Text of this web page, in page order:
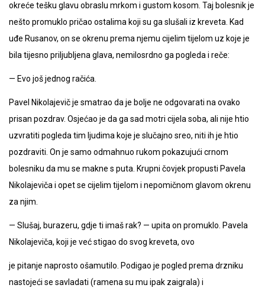
okreće tešku glavu obraslu mrkom i gustom kosom. Taj bolesnik je
nešto promuklo pričao ostalima koji su ga slušali iz kreveta. Kad
uđe Rusanov, on se okrenu prema njemu cijelim tijelom uz koje je
bila tijesno priljubljena glava, nemilosrdno ga pogleda i reče:
— Evo još jednog račića.
Pavel Nikolajevič je smatrao da je bolje ne odgovarati na ovako
prisan pozdrav. Osjećao je da ga sad motri cijela soba, ali nije htio
uzvratiti pogleda tim ljudima koje je slučajno sreo, niti ih je htio
pozdraviti. On je samo odmahnuo rukom pokazujući crnom
bolesniku da mu se makne s puta. Krupni čovjek propusti Pavela
Nikolajeviča i opet se cijelim tijelom i nepomičnom glavom okrenu
za njim.
— Slušaj, burazeru, gdje ti imaš rak? — upita on promuklo. Pavela
Nikolajeviča, koji je već stigao do svog kreveta, ovo
je pitanje naprosto ošamutilo. Podigao je pogled prema drzniku
nastojeći se savladati (ramena su mu ipak zaigrala) i